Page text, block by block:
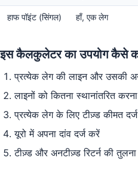
हाफ पॉइंट (सिंगल) हाँ, एक लेग
इस कैलकुलेटर का उपयोग कैसे
प्रत्येक लेग की लाइन और उसकी
लाइनों को कितना स्थानांतरित
प्रत्येक लेग के लिए टीज़्ड कीमत
यूरो में अपना दांव दर्ज करें
टीज़्ड और अनटीज़्ड रिटर्न की